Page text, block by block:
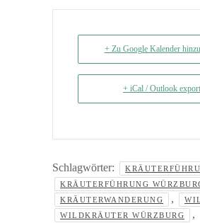
+ Zu Google Kalender
+ iCal / Outlook export
Schlagwörter:
KRÄUTERFÜHRUNG
KRÄUTERWANDERUNG ,
WILDKRÄUTER WÜRZBURG ,